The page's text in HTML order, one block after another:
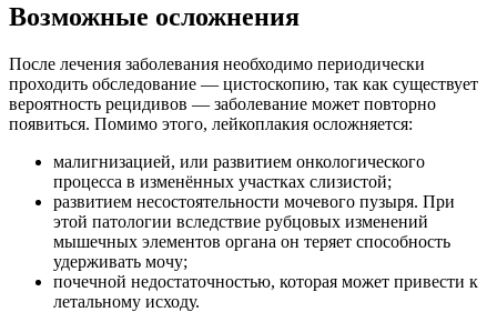
Возможные осложнения
После лечения заболевания необходимо периодически
проходить обследование — цистоскопию, так как существует
вероятность рецидивов — заболевание может повторно
появиться. Помимо этого, лейкоплакия осложняется:
малигнизацией, или развитием онкологического
процесса в изменённых участках слизистой;
развитием несостоятельности мочевого пузыря. При
этой патологии вследствие рубцовых изменений
мышечных элементов органа он теряет способность
удерживать мочу;
почечной недостаточностью, которая может привести к
летальному исходу.